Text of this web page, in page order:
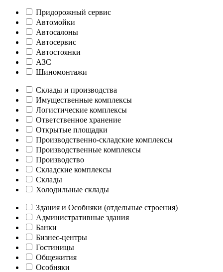
Придорожный сервис
Автомойки
Автосалоны
Автосервис
Автостоянки
АЗС
Шиномонтажи
Склады и производства
Имущественные комплексы
Логистические комплексы
Ответственное хранение
Открытые площадки
Производственно-складские комплексы
Производственные комплексы
Производство
Складские комплексы
Склады
Холодильные склады
Здания и Особняки (отдельные строения)
Административные здания
Банки
Бизнес-центры
Гостиницы
Общежития
Особняки